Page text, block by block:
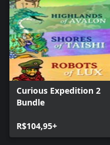
Curious Expedition 2
Bundle
R$104,95+